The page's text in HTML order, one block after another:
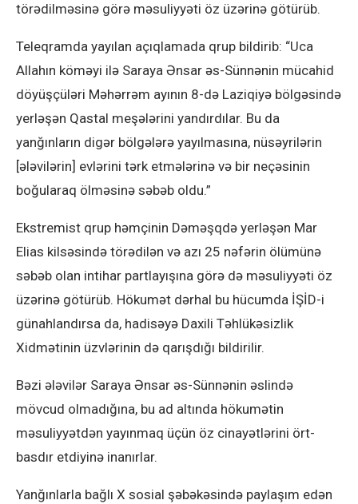
törədilməsinə görə məsuliyyəti öz üzərinə götürüb.
Teleqramda yayılan açıqlamada qrup bildirib: “Uca
Allahın köməyi ilə Saraya Ənsar əs-Sünnənin mücahid
döyüşçüləri Məhərrəm ayının 8-də Laziqiyə bölgəsində
yerləşən Qastal meşələrini yandırdılar. Bu da
yanğınların digər bölgələrə yayılmasına, nüsəyrilərin
[ələvilərin] evlərini tərk etmələrinə və bir neçəsinin
boğularaq ölməsinə səbəb oldu.”
Ekstremist qrup həmçinin Dəməşqdə yerləşən Mar
Elias kilsəsində törədilən və azı 25 nəfərin ölümünə
səbəb olan intihar partlayışına görə də məsuliyyəti öz
üzərinə götürüb. Hökumət dərhal bu hücumda İŞİD-i
günahlandırsa da, hadisəyə Daxili Təhlükəsizlik
Xidmətinin üzvlərinin də qarışdığı bildirilir.
Bəzi ələvilər Saraya Ənsar əs-Sünnənin əslində
mövcud olmadığına, bu ad altında hökumətin
məsuliyyətdən yayınmaq üçün öz cinayətlərini ört-
basdır etdiyinə inanırlar.
Yanğınlarla bağlı X sosial şəbəkəsində paylaşım edən